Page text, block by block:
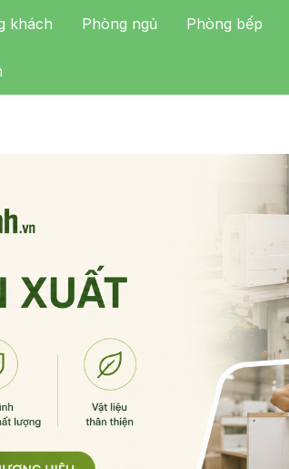
khách Phòng ngủ Phòng bếp